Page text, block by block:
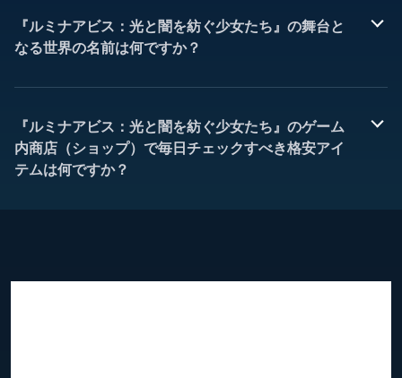
『ルミナアビス：光と闇を紡ぐ少女たち』の舞台と
なる世界の名前は何ですか？
『ルミナアビス：光と闇を紡ぐ少女たち』のゲーム
内商店（ショップ）で毎日チェックすべき格安アイ
テムは何ですか？